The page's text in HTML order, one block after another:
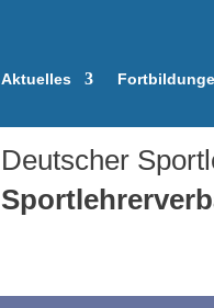
Aktuelles
Deutscher